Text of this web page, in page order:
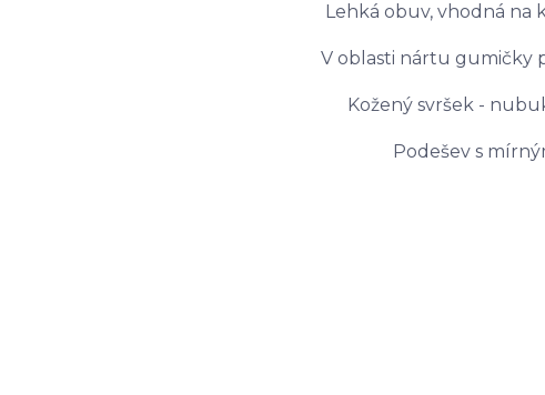
Lehká obuv, vhodná na
V oblasti nártu gumičky
Kožený svršek -
Podešev s